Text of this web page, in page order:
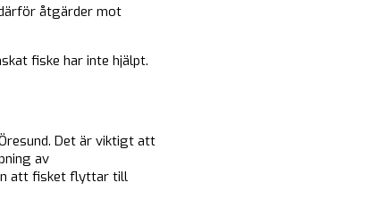
åtgärder mot
fiske har inte hjälpt.
Det är viktigt att
av
att fisket flyttar till